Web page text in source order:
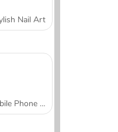
Nail Art
Mobile Phone Case Design & DIY